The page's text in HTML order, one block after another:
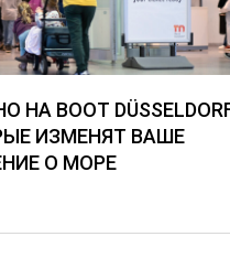
BOOT
ИЗМЕНЯТ ВАШЕ
О МОРЕ